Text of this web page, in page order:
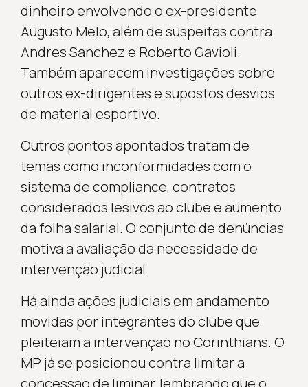
dinheiro envolvendo o ex-presidente
Augusto Melo, além de suspeitas contra
Andres Sanchez e Roberto Gavioli.
Também aparecem investigações sobre
outros ex-dirigentes e supostos desvios
de material esportivo.
Outros pontos apontados tratam de
temas como inconformidades com o
sistema de compliance, contratos
considerados lesivos ao clube e aumento
da folha salarial. O conjunto de denúncias
motiva a avaliação da necessidade de
intervenção judicial.
Há ainda ações judiciais em andamento
movidas por integrantes do clube que
pleiteiam a intervenção no Corinthians. O
MP já se posicionou contra limitar a
concessão de liminar, lembrando que o